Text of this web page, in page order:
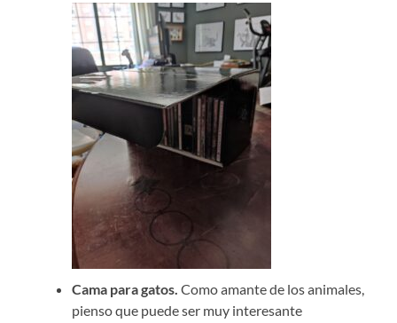
Cama para gatos. Como amante de los animales,
pienso que puede ser muy interesante